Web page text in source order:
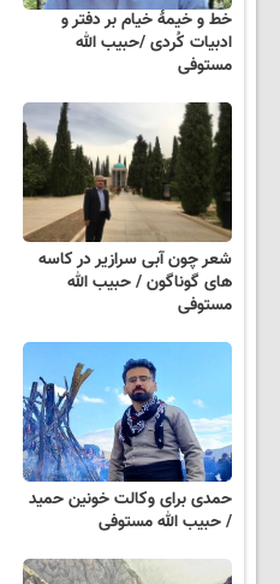
خط و خیمهٔ خیام بر دفتر و
ادبیات کُردی /حبیب الله
مستوفی
شعر چون آبی سرازیر در کاسه
های گوناگون / حبیب الله
مستوفی
حمدی برای وکالت خونین حمید
/ حبیب الله مستوفی